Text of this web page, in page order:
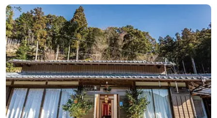
談） チェックアウト 9：00 【定休日】 不定休 【料金...